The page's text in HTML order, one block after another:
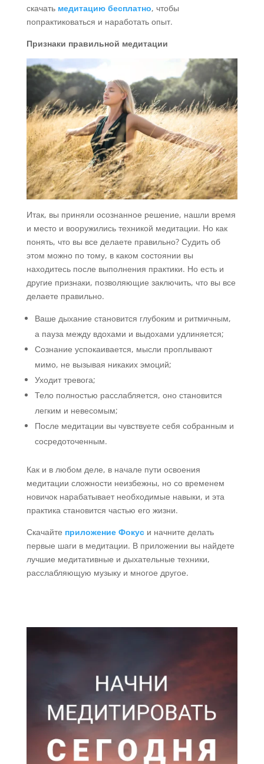
скачать медитацию бесплатно, чтобы
попрактиковаться и наработать опыт.
Признаки правильной медитации
Итак, вы приняли осознанное решение, нашли время
и место и вооружились техникой медитации. Но как
понять, что вы все делаете правильно? Судить об
этом можно по тому, в каком состоянии вы
находитесь после выполнения практики. Но есть и
другие признаки, позволяющие заключить, что вы все
делаете правильно.
Ваше дыхание становится глубоким и ритмичным,
а пауза между вдохами и выдохами удлиняется;
Сознание успокаивается, мысли проплывают
мимо, не вызывая никаких эмоций;
Уходит тревога;
Тело полностью расслабляется, оно становится
легким и невесомым;
После медитации вы чувствуете себя собранным и
сосредоточенным.
Как и в любом деле, в начале пути освоения
медитации сложности неизбежны, но со временем
новичок нарабатывает необходимые навыки, и эта
практика становится частью его жизни.
Скачайте приложение Фокуси начните делать
первые шаги в медитации. В приложении вы найдете
лучшие медитативные и дыхательные техники,
расслабляющую музыку и многое другое.